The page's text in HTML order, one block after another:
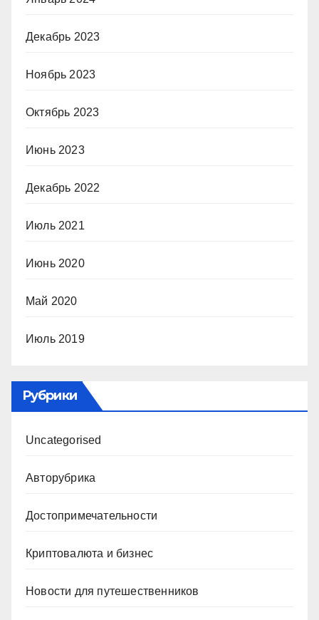
Декабрь 2023
Ноябрь 2023
Октябрь 2023
Июнь 2023
Декабрь 2022
Июль 2021
Июнь 2020
Май 2020
Июль 2019
Рубрики
Uncategorised
Авторубрика
Достопримечательности
Криптовалюта и бизнес
Новости для путешественников